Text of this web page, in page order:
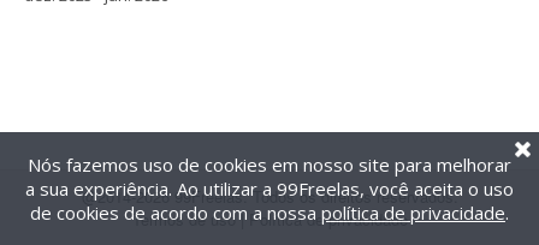
@2014-2026 99Freelas. Todos os direitos reservados.
Termos de uso| Política de privacidade
Nós fazemos uso de cookies em nosso site para melhorar
a sua experiência. Ao utilizar a 99Freelas, você aceita o uso
de cookies de acordo com a nossa política de privacidade.